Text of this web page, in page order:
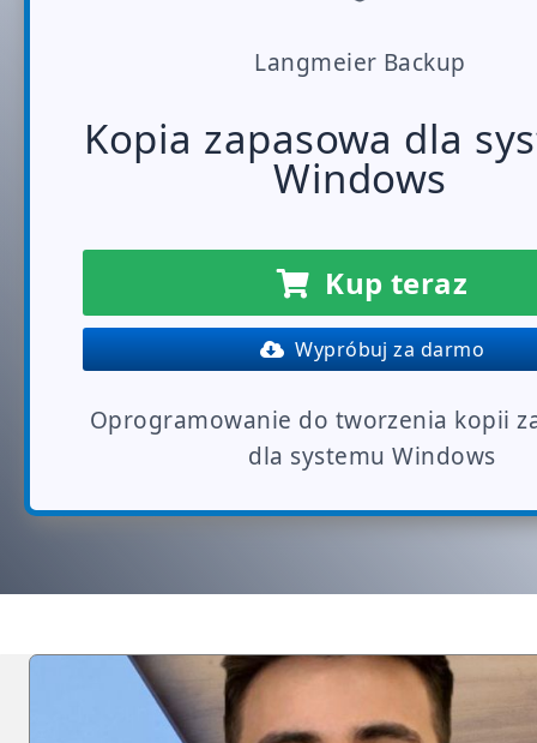
Langmeier Backup
Kopia zapasowa dla
Windows
Kup teraz
Wypróbuj za darmo
Oprogramowanie do tworzenia kopii
dla systemu Windows